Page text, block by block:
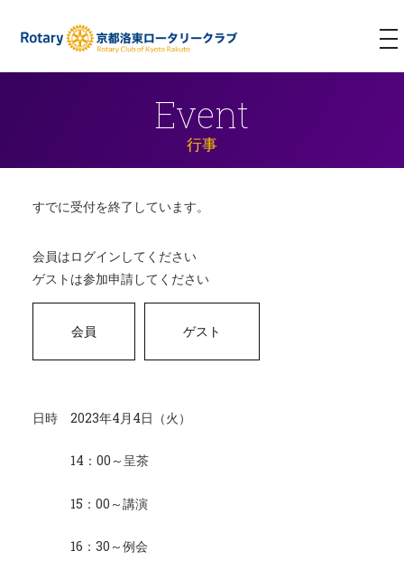
Event
行事
すでに受付を終了しています。
会員はログインしてください
ゲストは参加申請してください
日時 2023年4月4日（火）
14：00～呈茶
15：00～講演
16：30～例会